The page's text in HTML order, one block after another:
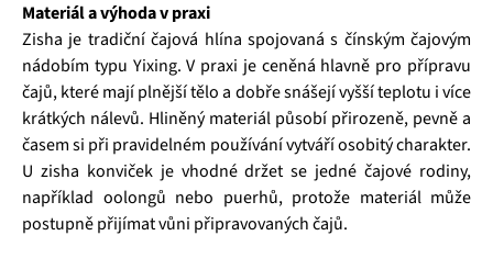
Materiál a výhoda v praxi
Zisha je tradiční čajová hlína spojovaná s čínským čajovým
nádobím typu Yixing. V praxi je ceněná hlavně pro přípravu
čajů, které mají plnější tělo a dobře snášejí vyšší teplotu i více
krátkých nálevů. Hliněný materiál působí přirozeně, pevně a
časem si při pravidelném používání vytváří osobitý charakter.
U zisha konviček je vhodné držet se jedné čajové rodiny,
například oolongů nebo puerhů, protože materiál může
postupně přijímat vůni připravovaných čajů.